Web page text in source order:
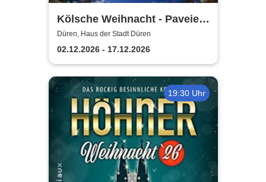
Kölsche Weihnacht - Paveier
& Freunde 2026
Düren, Haus der Stadt Düren
02.12.2026 - 17.12.2026
19:30 Uhr